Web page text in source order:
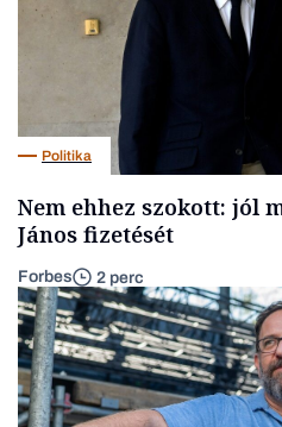
Politika
Nem ehhez szokott: jól
János fizetését
Forbes 2 perc